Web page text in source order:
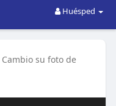
Huésped
Cambio su foto de